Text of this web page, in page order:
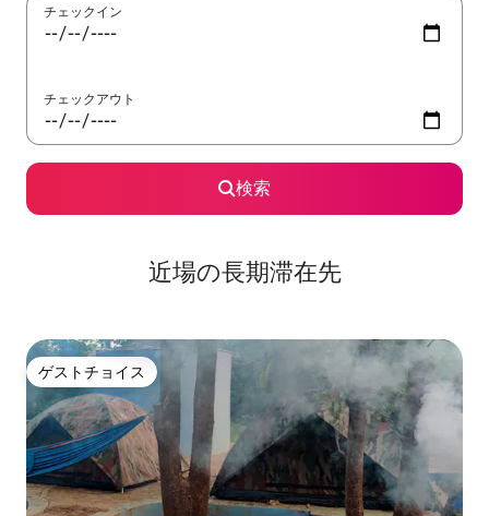
チェックイン
チェックアウト
検索
近場の長期滞在先
ゲストチョイス
ゲストチョイス